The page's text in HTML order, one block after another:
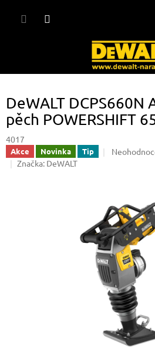
DeWALT DCPS660N
pěch POWERSHIFT
4017
Akce Novinka Tip
Průměrné
z
5
hvězdiček.
Značka: DeWALT